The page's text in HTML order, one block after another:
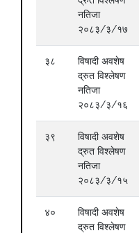
नतिजा
२०८३/३/१७
३८
विषादी अवशेष
द्रुत विश्लेषण
नतिजा
२०८३/३/१६
३९
विषादी अवशेष
द्रुत विश्लेषण
नतिजा
२०८३/३/१५
४०
विषादी अवशेष
द्रुत विश्लेषण